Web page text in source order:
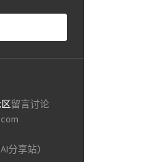
留言讨论
分享站）